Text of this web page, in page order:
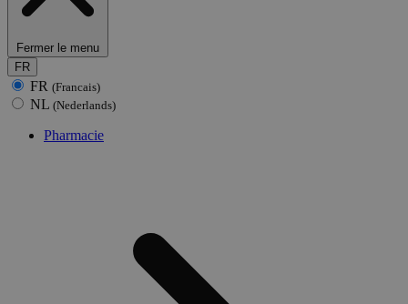
Fermer le menu
FR
FR (Francais)
NL (Nederlands)
Pharmacie